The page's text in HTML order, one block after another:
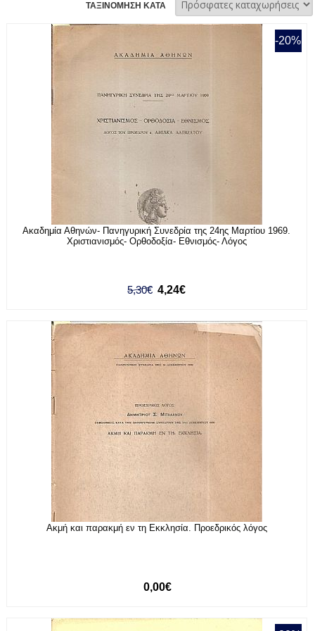
ΤΑΞΙΝΟΜΗΣΗ ΚΑΤΑ
-20%
Ακαδημία Αθηνών- Πανηγυρική Συνεδρία της 24ης Μαρτίου 1969.
Χριστιανισμός- Ορθοδοξία- Εθνισμός- Λόγος
5,30€ 4,24€
Ακμή και παρακμή εν τη Εκκλησία. Προεδρικός λόγος
0,00€